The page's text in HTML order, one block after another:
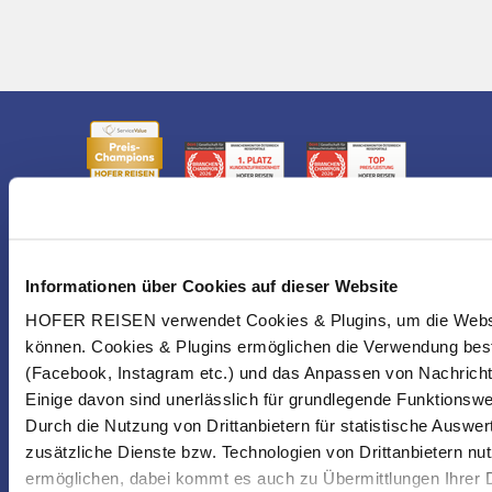
Informationen über Cookies auf dieser Website
HOFER REISEN verwendet Cookies & Plugins, um die
können. Cookies & Plugins ermöglichen die Verwendung
(Facebook, Instagram etc.) und das Anpassen von
Einige davon sind unerlässlich für grundlegende
Durch die Nutzung von Drittanbietern für statistische
zusätzliche Dienste bzw. Technologien von Drittanbietern
ermöglichen, dabei kommt es auch zu Übermittlungen Ihrer
NEWSLETTER